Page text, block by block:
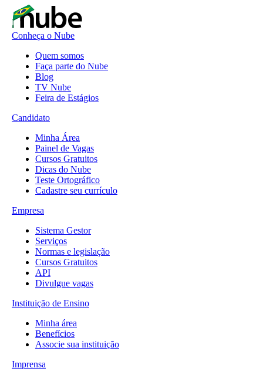
Conheça o Nube
Quem somos
Faça parte do Nube
Blog
TV Nube
Feira de Estágios
Candidato
Minha Área
Painel de Vagas
Cursos Gratuitos
Dicas do Nube
Teste Ortográfico
Cadastre seu currículo
Empresa
Sistema Gestor
Serviços
Normas e legislação
Cursos Gratuitos
API
Divulgue vagas
Instituição de Ensino
Minha área
Benefícios
Associe sua instituição
Imprensa